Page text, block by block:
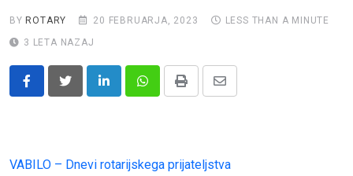
BY ROTARY 20 FEBRUARJA, 2023
LESS THAN A MINUTE
3 LETA NAZAJ
LinkedInWhatsappPrint
Share
VABILO – Dnevi rotarijskega prijateljstva